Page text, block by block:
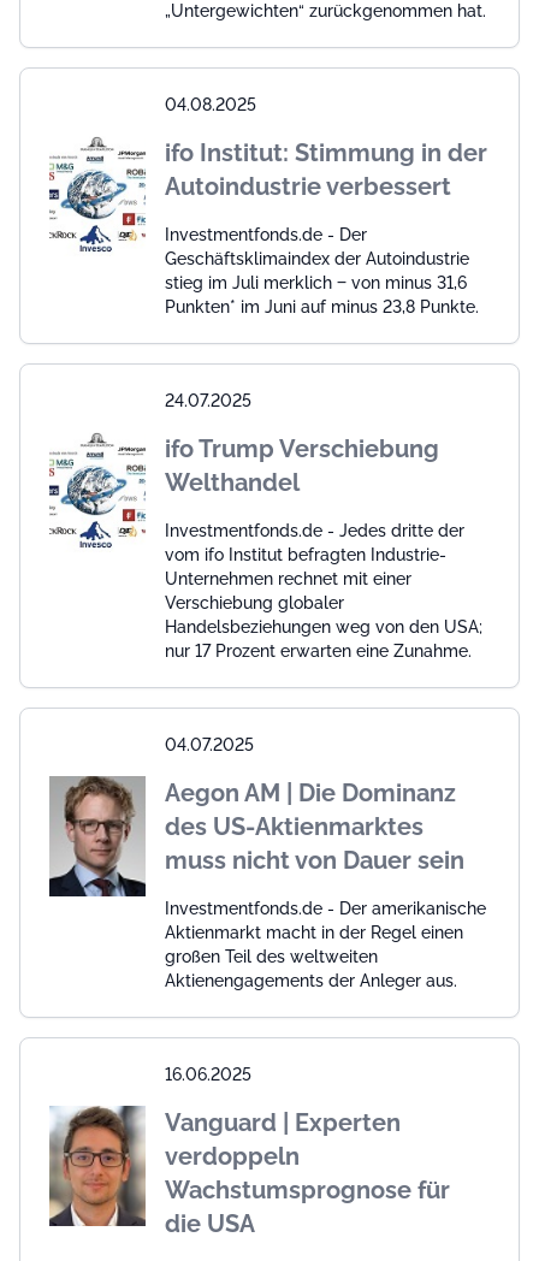
„Untergewichten“ zurückgenommen hat.
04.08.2025
ifo Institut: Stimmung in der
Autoindustrie verbessert
Investmentfonds.de - Der
Geschäftsklimaindex der Autoindustrie
stieg im Juli merklich ‒ von minus 31,6
Punkten* im Juni auf minus 23,8 Punkte.
24.07.2025
ifo Trump Verschiebung
Welthandel
Investmentfonds.de - Jedes dritte der
vom ifo Institut befragten Industrie-
Unternehmen rechnet mit einer
Verschiebung globaler
Handelsbeziehungen weg von den USA;
nur 17 Prozent erwarten eine Zunahme.
04.07.2025
Aegon AM | Die Dominanz
des US-Aktienmarktes
muss nicht von Dauer sein
Investmentfonds.de - Der amerikanische
Aktienmarkt macht in der Regel einen
großen Teil des weltweiten
Aktienengagements der Anleger aus.
16.06.2025
Vanguard | Experten
verdoppeln
Wachstumsprognose für
die USA